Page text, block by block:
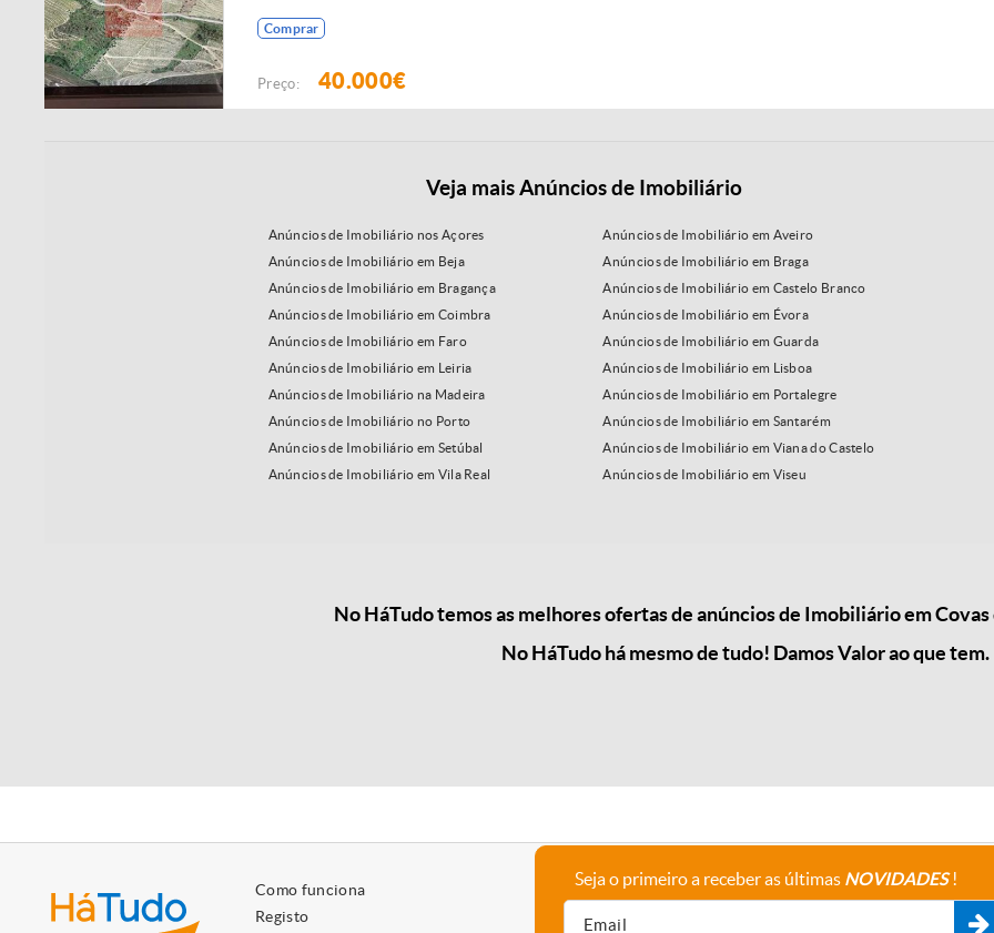
Comprar
Preço: 40.000€
Veja mais Anúncios de Imobiliário
Anúncios de Imobiliário nos Açores
Anúncios de Imobiliário em Aveiro
Anúncios de Imobiliário em Beja
Anúncios de Imobiliário em Braga
Anúncios de Imobiliário em Bragança
Anúncios de Imobiliário em Castelo Branco
Anúncios de Imobiliário em Coimbra
Anúncios de Imobiliário em Évora
Anúncios de Imobiliário em Faro
Anúncios de Imobiliário em Guarda
Anúncios de Imobiliário em Leiria
Anúncios de Imobiliário em Lisboa
Anúncios de Imobiliário na Madeira
Anúncios de Imobiliário em Portalegre
Anúncios de Imobiliário no Porto
Anúncios de Imobiliário em Santarém
Anúncios de Imobiliário em Setúbal
Anúncios de Imobiliário em Viana do Castelo
Anúncios de Imobiliário em Vila Real
Anúncios de Imobiliário em Viseu
No HáTudo temos as melhores ofertas de anúncios de Imobiliário em Covas
No HáTudo há mesmo de tudo! Damos Valor ao que tem.
Como funciona
Registo
A empresa
Seja o primeiro a receber as últimas NOVIDADES!